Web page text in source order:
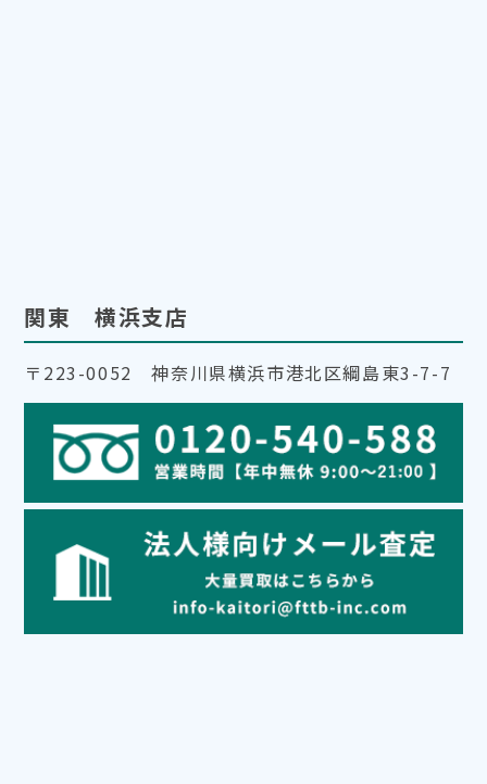
関東 横浜支店
〒223-0052 神奈川県横浜市港北区綱島東3-7-7